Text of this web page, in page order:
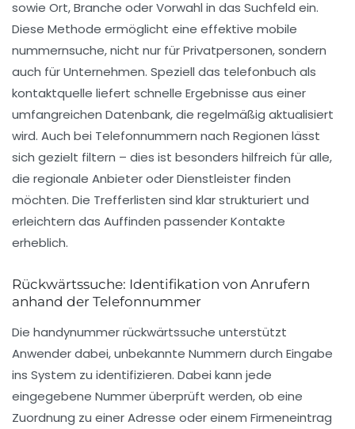
sowie Ort, Branche oder Vorwahl in das Suchfeld ein.
Diese Methode ermöglicht eine effektive mobile
nummernsuche, nicht nur für Privatpersonen, sondern
auch für Unternehmen. Speziell das telefonbuch als
kontaktquelle liefert schnelle Ergebnisse aus einer
umfangreichen Datenbank, die regelmäßig aktualisiert
wird. Auch bei Telefonnummern nach Regionen lässt
sich gezielt filtern – dies ist besonders hilfreich für alle,
die regionale Anbieter oder Dienstleister finden
möchten. Die Trefferlisten sind klar strukturiert und
erleichtern das Auffinden passender Kontakte
erheblich.
Rückwärtssuche: Identifikation von Anrufern
anhand der Telefonnummer
Die handynummer rückwärtssuche unterstützt
Anwender dabei, unbekannte Nummern durch Eingabe
ins System zu identifizieren. Dabei kann jede
eingegebene Nummer überprüft werden, ob eine
Zuordnung zu einer Adresse oder einem Firmeneintrag